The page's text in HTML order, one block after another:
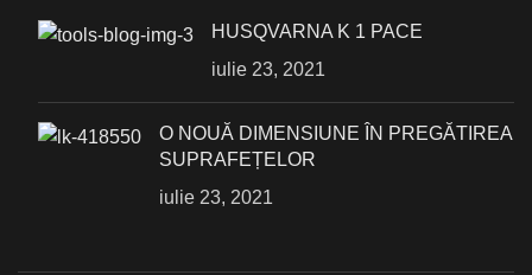
HUSQVARNA K 1 PACE
iulie 23, 2021
О NOUĂ DIMENSIUNE ÎN PREGĂTIREA
SUPRAFEȚELOR
iulie 23, 2021